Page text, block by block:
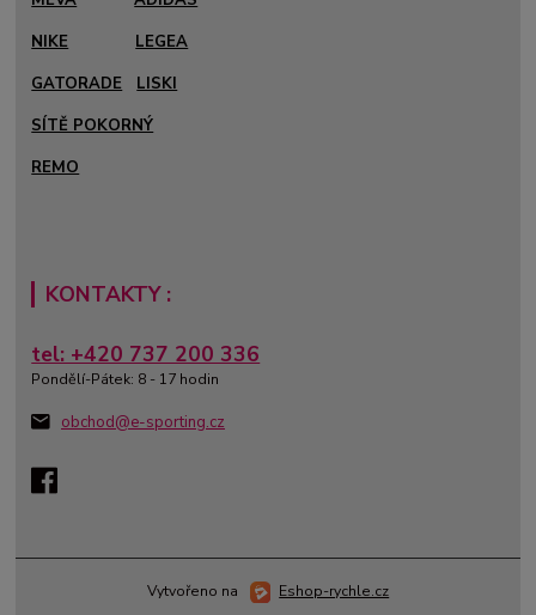
NIKE
LEGEA
GATORADE
LISKI
SÍTĚ POKORNÝ
REMO
KONTAKTY :
tel: +420 737 200 336
Pondělí-Pátek: 8 - 17 hodin
obchod@e-sporting.cz
Vytvořeno na Eshop-rychle.cz